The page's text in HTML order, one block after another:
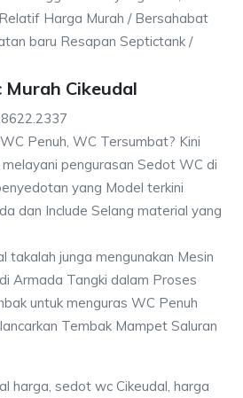
Harga Murah / Bersahabat
baru Resapan Septictank /
Murah Cikeudal
Penuh, WC Tersumbat? Kini
pengurasan Sedot WC di
yang Model terkini
dan Include Selang material yang
takalah junga mengunakan Mesin
Armada Tangki dalam Proses
untuk menguras WC Penuh
Tembak Mampet Saluran
harga, sedot wc Cikeudal, harga